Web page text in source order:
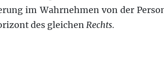
im Wahrnehmen von der
des gleichenRechts.